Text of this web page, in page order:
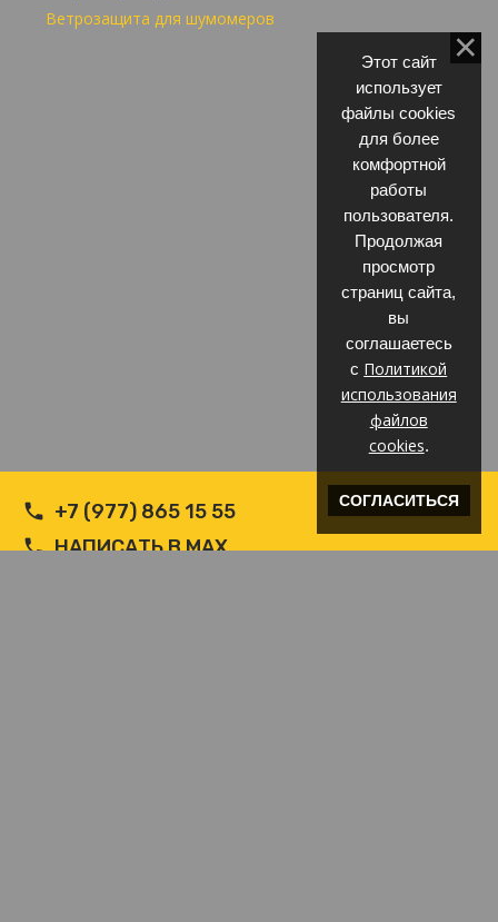
Ветрозащита для шумомеров
+7 (977) 865 15 55
НАПИСАТЬ В MAX
Этот сайт
использует
файлы cookies
для более
комфортной
работы
пользователя.
Продолжая
просмотр
страниц сайта,
вы
соглашаетесь
с Политикой
использования
файлов
cookies.
СОГЛАСИТЬСЯ